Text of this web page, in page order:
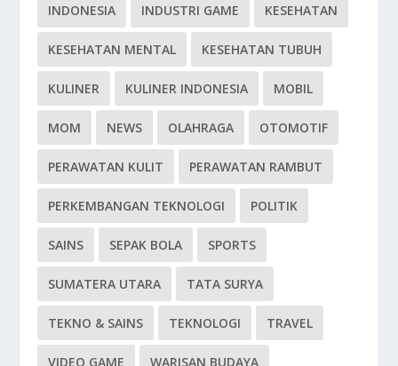
INDONESIA INDUSTRI GAME KESEHATAN
KESEHATAN MENTAL KESEHATAN TUBUH
KULINER KULINER INDONESIA MOBIL
MOM NEWS OLAHRAGA OTOMOTIF
PERAWATAN KULIT PERAWATAN RAMBUT
PERKEMBANGAN TEKNOLOGI POLITIK
SAINS SEPAK BOLA SPORTS
SUMATERA UTARA TATA SURYA
TEKNO & SAINS TEKNOLOGI TRAVEL
VIDEO GAME WARISAN BUDAYA